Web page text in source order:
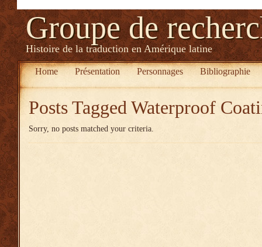
Groupe de
Histoire de la traduction en Amérique latine
Home Présentation Personnages Bibliographie
Posts Tagged Waterproof
Sorry, no posts matched your criteria.